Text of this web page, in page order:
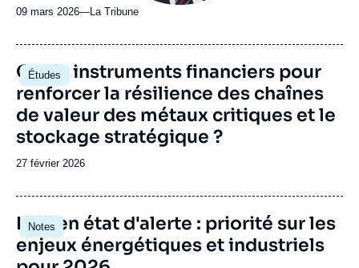
09 mars 2026—Nom
journal,
ou
émission
La Tribune
Études
Image
principale
Quels instruments financiers pour
renforcer la résilience des chaînes
de valeur des métaux critiques et le
stockage stratégique ?
Date
publication
27 février 2026
Notes
Image
principale
L'UE en état d'alerte : priorité sur les
enjeux énergétiques et industriels